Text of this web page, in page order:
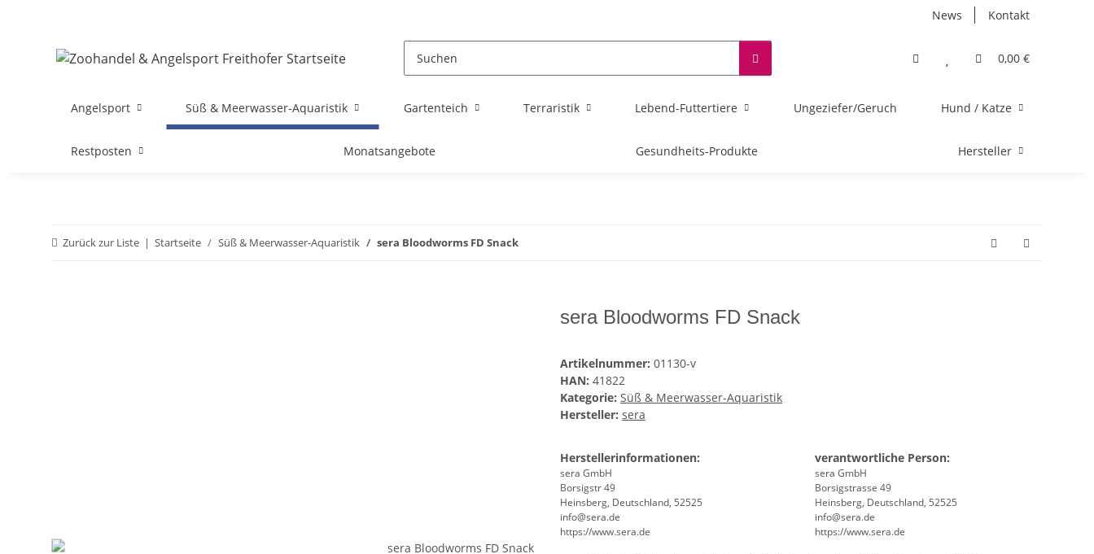
News Kontakt
0,00 €
Angelsport Süß & Meerwasser-Aquaristik Gartenteich Terraristik Lebend-Futtertiere Ungeziefer/Geruch Hund / Katze
Restposten Monatsangebote Gesundheits-Produkte Hersteller
Zurück zur Liste Startseite Süß & Meerwasser-Aquaristik sera Bloodworms FD Snack
sera Bloodworms FD Snack
Artikelnummer: 01130-v
HAN: 41822
Kategorie: Süß & Meerwasser-Aquaristik
Hersteller: sera
Herstellerinformationen:
sera GmbH
Borsigstr 49
Heinsberg, Deutschland, 52525
info@sera.de
https://www.sera.de
verantwortliche Person:
sera GmbH
Borsigstrasse 49
Heinsberg, Deutschland, 52525
info@sera.de
https://www.sera.de